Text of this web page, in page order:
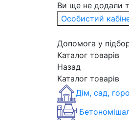
Ви ще не додали
Особистий
Допомога у
Каталог товарів
Назад
Каталог товарів
Дім, сад,